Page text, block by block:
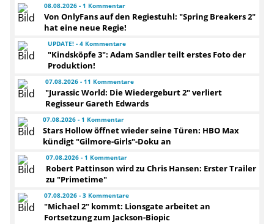
08.08.2026 - 1 Kommentar
Von OnlyFans auf den Regiestuhl: "Spring Breakers 2"
hat eine neue Regie!
UPDATE! - 4 Kommentare
"Kindsköpfe 3": Adam Sandler teilt erstes Foto der
Produktion!
07.08.2026 - 11 Kommentare
"Jurassic World: Die Wiedergeburt 2" verliert
Regisseur Gareth Edwards
07.08.2026 - 1 Kommentar
Stars Hollow öffnet wieder seine Türen: HBO Max
kündigt "Gilmore-Girls"-Doku an
07.08.2026 - 1 Kommentar
Robert Pattinson wird zu Chris Hansen: Erster Trailer
zu "Primetime"
07.08.2026 - 3 Kommentare
"Michael 2" kommt: Lionsgate arbeitet an
Fortsetzung zum Jackson-Biopic